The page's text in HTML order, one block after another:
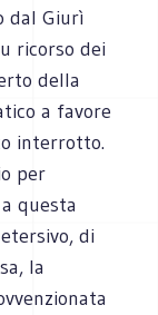
dal Giurì
ricorso dei
della
a favore
interrotto.
per
questa
di
la